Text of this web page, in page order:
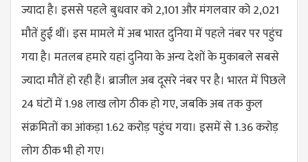
ज्यादा है। इससे पहले बुधवार को 2,101 और मंगलवार को 2,021
मौतें हुई थीं। इस मामले में अब भारत दुनिया में पहले नंबर पर पहुंच
गया है। मतलब हमारे यहां दुनिया के अन्य देशों के मुकाबले सबसे
ज्यादा मौतें हो रही हैं। ब्राजील अब दूसरे नंबर पर है। भारत में पिछले
24 घंटों में 1.98 लाख लोग ठीक हो गए, जबकि अब तक कुल
संक्रमितों का आंकड़ा 1.62 करोड़ पहुंच गया। इसमें से 1.36 करोड़
लोग ठीक भी हो गए।